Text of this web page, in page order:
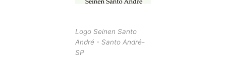
Logo Seinen Santo
André - Santo André-
SP